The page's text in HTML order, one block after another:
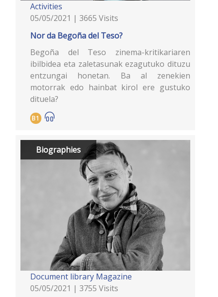
Activities
05/05/2021 | 3665 Visits
Nor da Begoña del Teso?
Begoña del Teso zinema-kritikariaren
ibilbidea eta zaletasunak ezagutuko dituzu
entzungai honetan. Ba al zenekien
motorrak edo hainbat kirol ere gustuko
dituela?
B1
Biographies
Document library Magazine
05/05/2021 | 3755 Visits